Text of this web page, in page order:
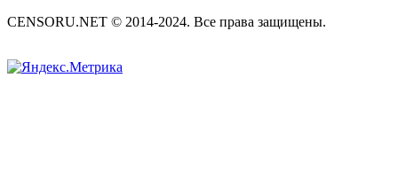
CENSORU.NET © 2014-2024. Все права защищены.